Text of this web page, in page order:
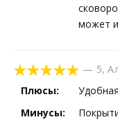
может
— 5,
Плюсы:
Минусы: